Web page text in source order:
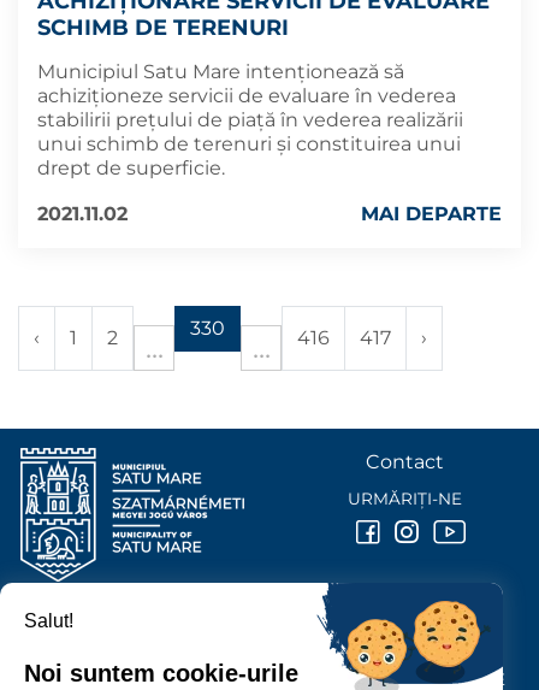
SCHIMB DE TERENURI
Municipiul Satu Mare intenţionează să
achiziţioneze servicii de evaluare în vederea
stabilirii prețului de piață în vederea realizării
unui schimb de terenuri și constituirea unui
drept de superficie.
2021.11.02
MAI DEPARTE
‹ 1 2 330 416 417 ›
PRIMĂRIA MUNICIPIULUI
P-ȚA 25 OCTOMBRIE, NR. 1 CORP M, 440026 SATU MARE
Contact
URMĂRIȚI-NE
Salut!
Noi suntem cookie-urile